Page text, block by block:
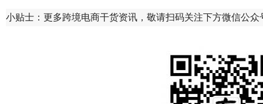
小贴士：更多跨境电商干货资讯，敬请扫码关注下方微信公